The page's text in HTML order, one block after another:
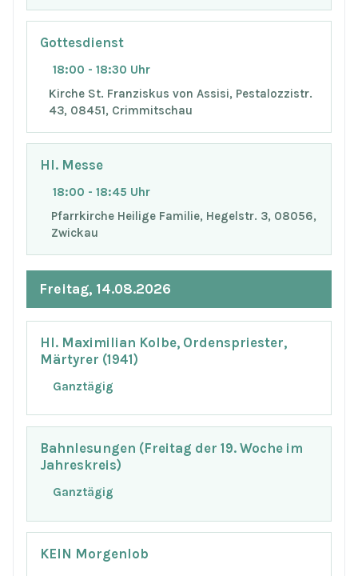
Gottesdienst
18:00 - 18:30 Uhr
Kirche St. Franziskus von Assisi, Pestalozzistr.
43, 08451, Crimmitschau
Hl. Messe
18:00 - 18:45 Uhr
Pfarrkirche Heilige Familie, Hegelstr. 3, 08056,
Zwickau
Freitag, 14.08.2026
Hl. Maximilian Kolbe, Ordenspriester,
Märtyrer (1941)
Ganztägig
Bahnlesungen (Freitag der 19. Woche im
Jahreskreis)
Ganztägig
KEIN Morgenlob